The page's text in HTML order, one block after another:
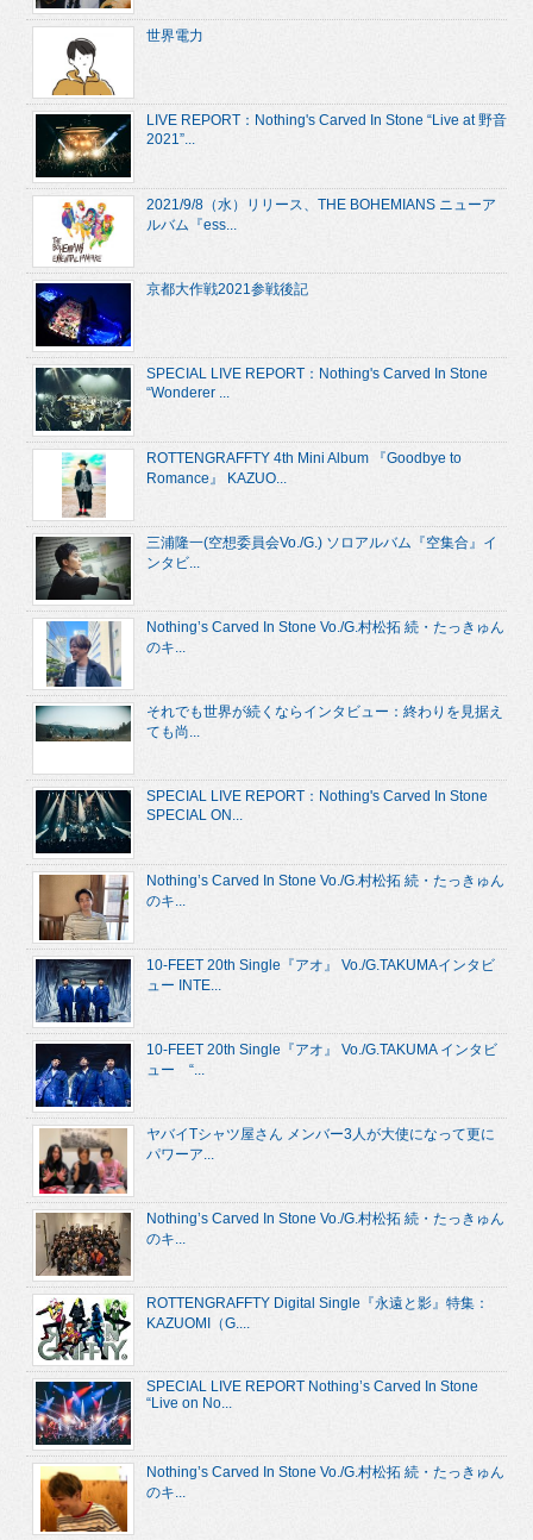
世界電力
LIVE REPORT：Nothing's Carved In Stone “Live at 野音
2021”...
2021/9/8（水）リリース、THE BOHEMIANS ニューア
ルバム『ess...
京都大作戦2021参戦後記
SPECIAL LIVE REPORT：Nothing's Carved In Stone
“Wonderer ...
ROTTENGRAFFTY 4th Mini Album 『Goodbye to
Romance』 KAZUO...
三浦隆一(空想委員会Vo./G.) ソロアルバム『空集合』イ
ンタビ...
Nothing’s Carved In Stone Vo./G.村松拓 続・たっきゅん
のキ...
それでも世界が続くならインタビュー：終わりを見据え
ても尚...
SPECIAL LIVE REPORT：Nothing's Carved In Stone
SPECIAL ON...
Nothing’s Carved In Stone Vo./G.村松拓 続・たっきゅん
のキ...
10-FEET 20th Single『アオ』 Vo./G.TAKUMAインタビ
ュー INTE...
10-FEET 20th Single『アオ』 Vo./G.TAKUMA インタビ
ュー “...
ヤバイTシャツ屋さん メンバー3人が大使になって更に
パワーア...
Nothing’s Carved In Stone Vo./G.村松拓 続・たっきゅん
のキ...
ROTTENGRAFFTY Digital Single『永遠と影』特集：
KAZUOMI（G....
SPECIAL LIVE REPORT Nothing’s Carved In Stone
“Live on No...
Nothing’s Carved In Stone Vo./G.村松拓 続・たっきゅん
のキ...